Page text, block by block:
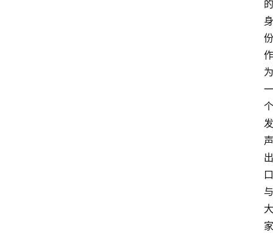
的
身
份
作
为
一
个
发
声
出
口
与
大
家